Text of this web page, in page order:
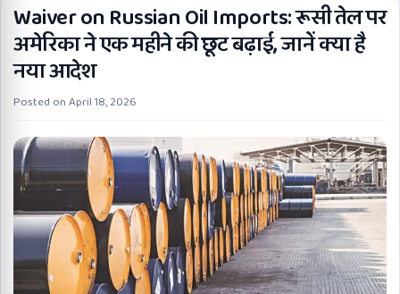
Waiver on Russian Oil Imports: रूसी तेल पर
अमेरिका ने एक महीने की छूट बढ़ाई, जानें क्या है
नया आदेश
Posted onApril 18, 2026